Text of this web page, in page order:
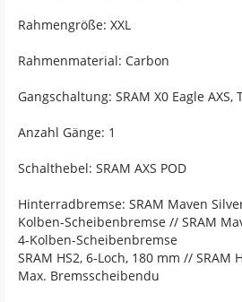
Rahmengröße: XXL
Rahmenmaterial: Carbon
Gangschaltung: SRAM X0 Eagle AXS,
Anzahl Gänge: 1
Schalthebel: SRAM AXS POD
Hinterradbremse: SRAM Maven
Kolben-Scheibenbremse // SRAM
4-Kolben-Scheibenbremse
SRAM HS2, 6-Loch, 180 mm // SRAM
Max. Bremsscheibendu